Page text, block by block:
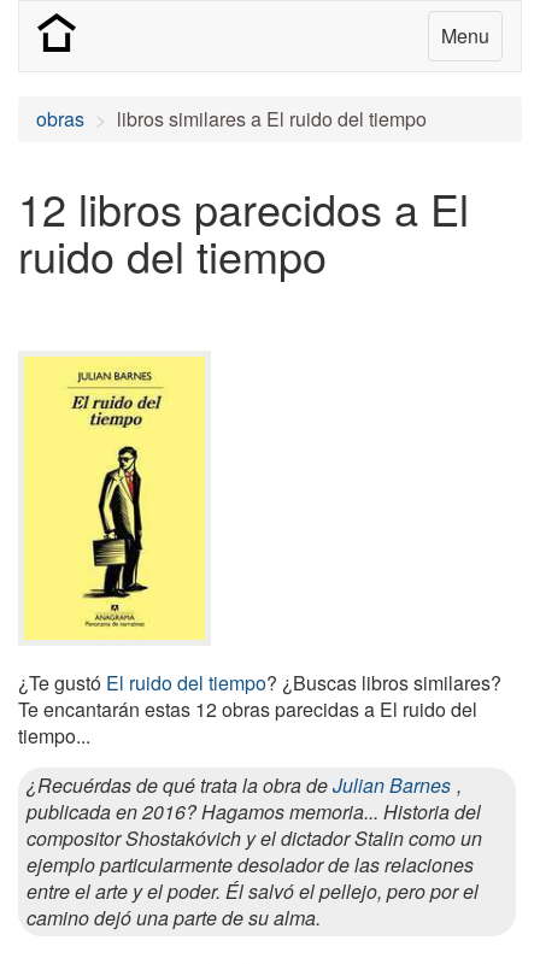
Menu
obras libros similares a El ruido del tiempo
12 libros parecidos a El
ruido del tiempo
¿Te gustó El ruido del tiempo? ¿Buscas libros similares?
Te encantarán estas 12 obras parecidas a El ruido del
tiempo...
¿Recuérdas de qué trata la obra deJulian Barnes ,
publicada en 2016? Hagamos memoria... Historia del
compositor Shostakóvich y el dictador Stalin como un
ejemplo particularmente desolador de las relaciones
entre el arte y el poder. Él salvó el pellejo, pero por el
camino dejó una parte de su alma.